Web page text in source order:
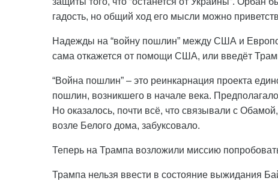
гадость, но общий ход его мысли можно
Надежды на “войну пошлин” между США и
сама откажется от помощи США, или введёт
“Война пошлин” – это реинкарнация проекта
пошлин, возникшего в начале века.
Но оказалось, почти всё, что связывали с
возле Белого дома, забуксовало.
Теперь на Трампа возложили миссию
Трампа нельзя ввести в состояние выжидания